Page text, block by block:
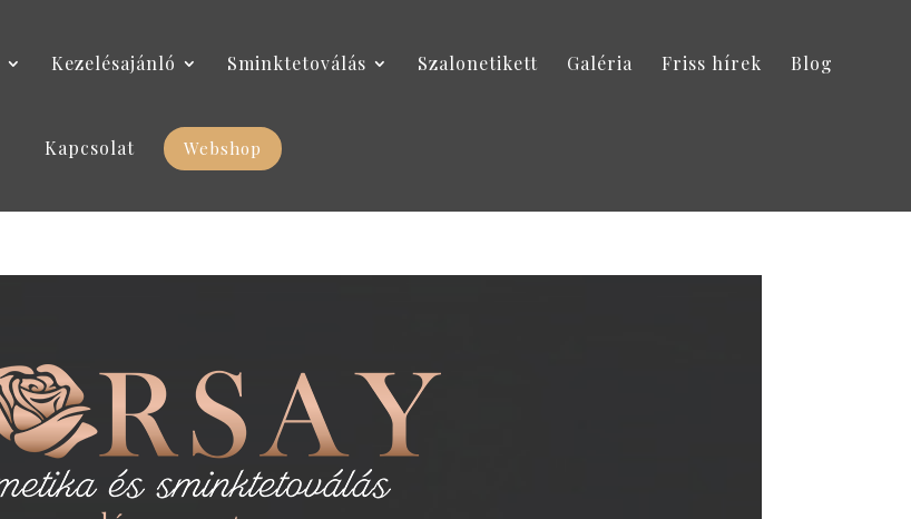
Kezelésajánló Sminktetoválás Szalonetikett Galéria Friss hírek Blog
Kapcsolat Webshop